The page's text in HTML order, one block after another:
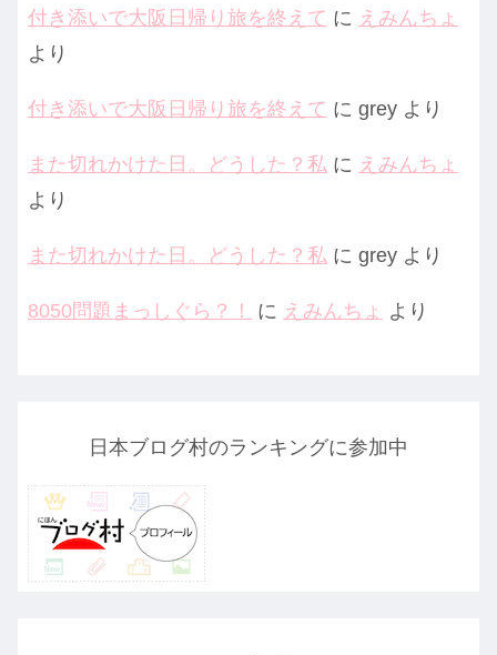
付き添いで大阪日帰り旅を終えて に えみんちょ
より
付き添いで大阪日帰り旅を終えて に grey より
また切れかけた日。どうした？私 に えみんちょ
より
また切れかけた日。どうした？私 に grey より
8050問題まっしぐら？！ に えみんちょ より
日本ブログ村のランキングに参加中